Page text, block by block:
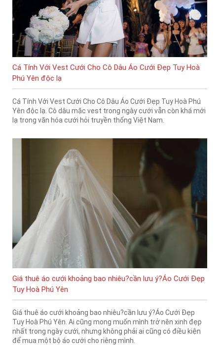
Cá Tính Với Vest Cưới Cho Cô Dâu Áo Cưới Đẹp Tuy Hoà
Phú Yên độc lạ
Cá Tính Với Vest Cưới Cho Cô Dâu Áo Cưới Đẹp Tuy Hoà Phú
Yên độc lạ. Cô dâu mặc vest trong ngày cưới vẫn còn khá mới
lạ trong văn hóa cưới hỏi truyền thống Việt Nam.
Giá thuê áo cưới khoảng bao nhiêu?cần lưu ý?Áo Cưới Đẹp
Tuy Hoà Phú Yên
Giá thuê áo cưới khoảng bao nhiêu?cần lưu ý?Áo Cưới Đẹp
Tuy Hoà Phú Yên. Ai cũng mong muốn mình trở nên xinh đẹp
nhất trong ngày cưới, nhưng không phải ai cũng có điều kiện
để mua một bộ áo cưới cho riêng mình.